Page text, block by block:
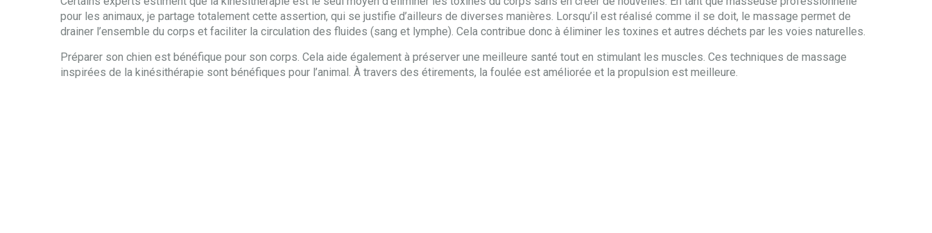
pour les animaux, je partage totalement cette assertion, qui se justifie d’ailleurs de diverses manières. Lorsqu’il est réalisé comme il se doit, le massage permet de
drainer l’ensemble du corps et faciliter la circulation des fluides (sang et lymphe). Cela contribue donc à éliminer les toxines et autres déchets par les voies naturelles.
Préparer son chien est bénéfique pour son corps. Cela aide également à préserver une meilleure santé tout en stimulant les muscles. Ces techniques de massage
inspirées de la kinésithérapie sont bénéfiques pour l’animal. À travers des étirements, la foulée est améliorée et la propulsion est meilleure.